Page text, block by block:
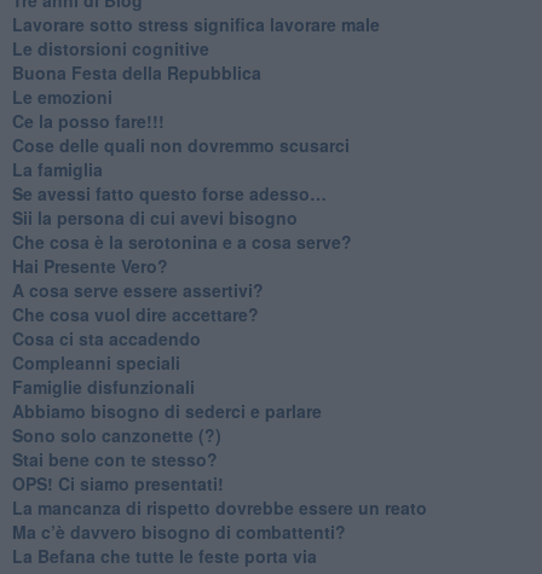
​Lavorare sotto stress significa lavorare male
​Le distorsioni cognitive
​Buona Festa della Repubblica
Le emozioni
​Ce la posso fare!!!
​Cose delle quali non dovremmo scusarci
​La famiglia
​Se avessi fatto questo forse adesso…
​Sii la persona di cui avevi bisogno
Che cosa è la serotonina e a cosa serve?
​Hai Presente Vero?
A cosa serve essere assertivi?
​Che cosa vuol dire accettare?
​Cosa ci sta accadendo
​Compleanni speciali
​Famiglie disfunzionali
​Abbiamo bisogno di sederci e parlare
Sono solo canzonette (?)
​Stai bene con te stesso?
​OPS! Ci siamo presentati!
​La mancanza di rispetto dovrebbe essere un reato
​Ma c’è davvero bisogno di combattenti?
​La Befana che tutte le feste porta via